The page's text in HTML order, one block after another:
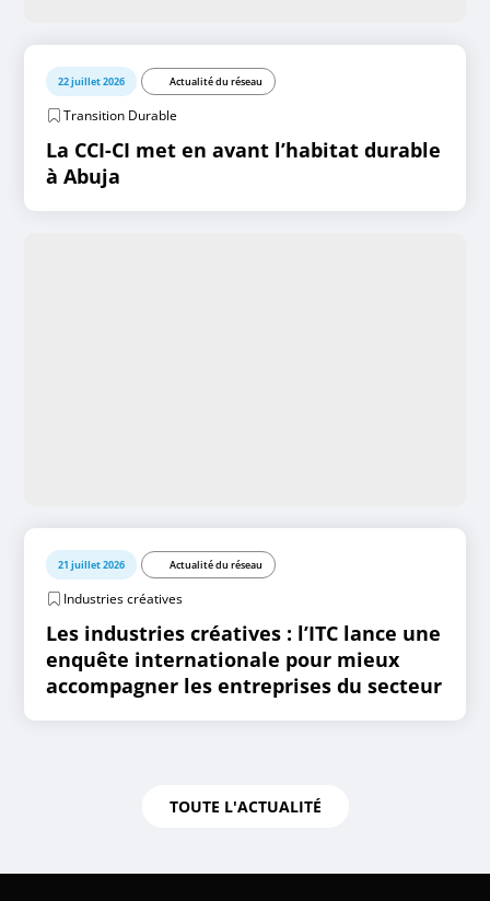
22 juillet 2026 Actualité du réseau
Transition Durable
La CCI-CI met en avant l’habitat durable
à Abuja
21 juillet 2026 Actualité du réseau
Industries créatives
Les industries créatives : l’ITC lance une
enquête internationale pour mieux
accompagner les entreprises du secteur
TOUTE L'ACTUALITÉ